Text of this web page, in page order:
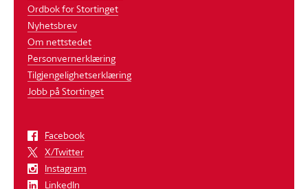
Ordbok for Stortinget
Nyhetsbrev
Om nettstedet
Personvernerklæring
Tilgjengelighetserklæring
Jobb på Stortinget
Facebook
X/Twitter
Instagram
LinkedIn